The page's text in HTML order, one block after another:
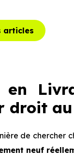
articles
droit
de chercher
neuf